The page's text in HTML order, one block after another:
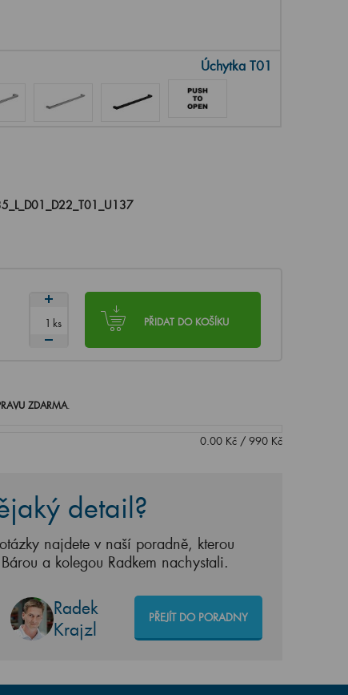
Úchytka T01
PŘIDAT DO KOŠÍKU
ks
ZDARMA.
0.00Kč/ 990Kč
detail?
najdete v naší poradně, kterou
a kolegou Radkem nachystali.
Radek
Krajzl
PŘEJÍT DO PORADNY